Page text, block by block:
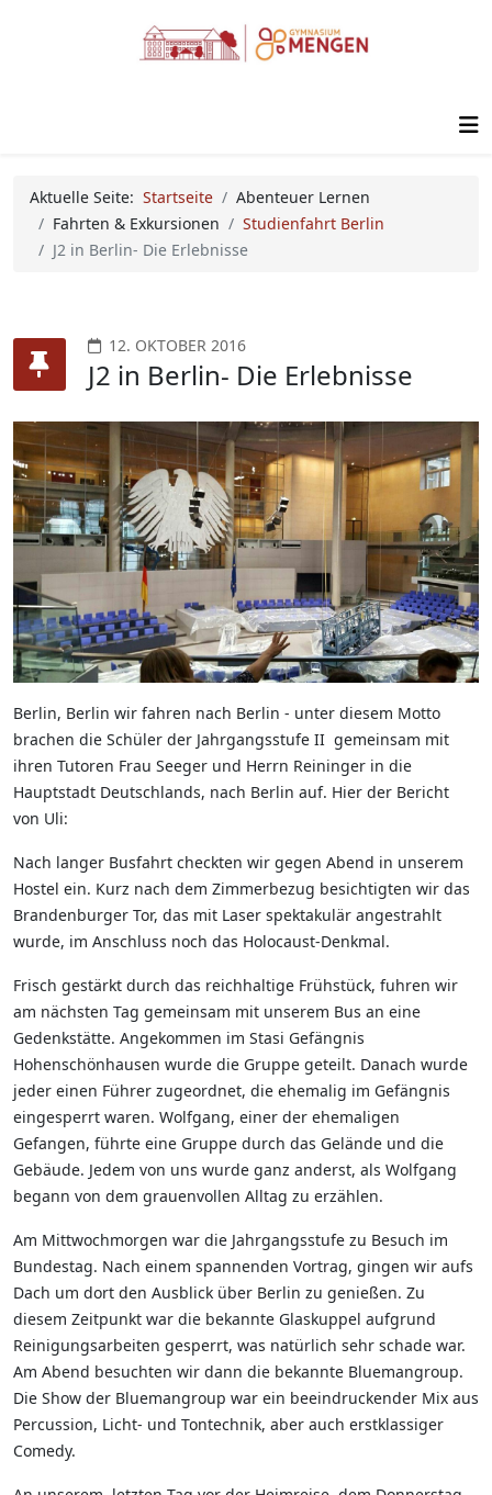
Aktuelle Seite: Startseite
Abenteuer Lernen
Fahrten & Exkursionen
Studienfahrt Berlin
J2 in Berlin- Die Erlebnisse
12. OKTOBER 2016
J2 in Berlin- Die Erlebnisse
Berlin, Berlin wir fahren nach Berlin - unter diesem Motto
brachen die Schüler der Jahrgangsstufe II gemeinsam mit
ihren Tutoren Frau Seeger und Herrn Reininger in die
Hauptstadt Deutschlands, nach Berlin auf. Hier der Bericht
von Uli:
Nach langer Busfahrt checkten wir gegen Abend in unserem
Hostel ein. Kurz nach dem Zimmerbezug besichtigten wir das
Brandenburger Tor, das mit Laser spektakulär angestrahlt
wurde, im Anschluss noch das Holocaust-Denkmal.
Frisch gestärkt durch das reichhaltige Frühstück, fuhren wir
am nächsten Tag gemeinsam mit unserem Bus an eine
Gedenkstätte. Angekommen im Stasi Gefängnis
Hohenschönhausen wurde die Gruppe geteilt. Danach wurde
jeder einen Führer zugeordnet, die ehemalig im Gefängnis
eingesperrt waren. Wolfgang, einer der ehemaligen
Gefangen, führte eine Gruppe durch das Gelände und die
Gebäude. Jedem von uns wurde ganz anderst, als Wolfgang
begann von dem grauenvollen Alltag zu erzählen.
Am Mittwochmorgen war die Jahrgangsstufe zu Besuch im
Bundestag. Nach einem spannenden Vortrag, gingen wir aufs
Dach um dort den Ausblick über Berlin zu genießen. Zu
diesem Zeitpunkt war die bekannte Glaskuppel aufgrund
Reinigungsarbeiten gesperrt, was natürlich sehr schade war.
Am Abend besuchten wir dann die bekannte Bluemangroup.
Die Show der Bluemangroup war ein beeindruckender Mix aus
Percussion, Licht- und Tontechnik, aber auch erstklassiger
Comedy.